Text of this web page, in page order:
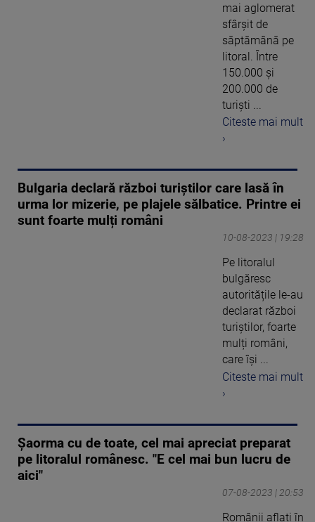
mai aglomerat
sfârșit de
săptămână pe
litoral. Între
150.000 și
200.000 de
turiști ...
Citeste mai mult
›
Bulgaria declară război turiștilor care lasă în
urma lor mizerie, pe plajele sălbatice. Printre ei
sunt foarte mulți români
10-08-2023 | 19:28
Pe litoralul
bulgăresc
autoritățile le-au
declarat război
turiștilor, foarte
mulți români,
care își ...
Citeste mai mult
›
Șaorma cu de toate, cel mai apreciat preparat
pe litoralul românesc. "E cel mai bun lucru de
aici"
07-08-2023 | 20:53
Românii aflați în